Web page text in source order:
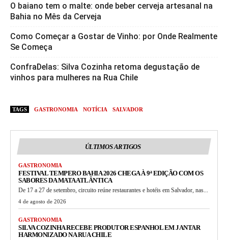
O baiano tem o malte: onde beber cerveja artesanal na
Bahia no Mês da Cerveja
Como Começar a Gostar de Vinho: por Onde Realmente
Se Começa
ConfraDelas: Silva Cozinha retoma degustação de
vinhos para mulheres na Rua Chile
TAGS GASTRONOMIA NOTÍCIA SALVADOR
ÚLTIMOS ARTIGOS
GASTRONOMIA
FESTIVAL TEMPERO BAHIA 2026 CHEGA À 9ª EDIÇÃO COM OS
SABORES DA MATA ATLÂNTICA
De 17 a 27 de setembro, circuito reúne restaurantes e hotéis em Salvador, nas...
4 de agosto de 2026
GASTRONOMIA
SILVA COZINHA RECEBE PRODUTOR ESPANHOL EM JANTAR
HARMONIZADO NA RUA CHILE